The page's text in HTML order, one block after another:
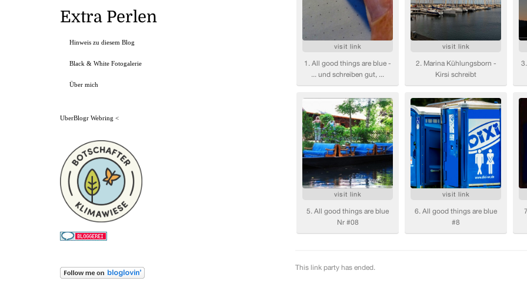
Extra Perlen
Hinweis zu diesem Blog
Black & White Fotogalerie
Über mich
UberBlogr Webring <